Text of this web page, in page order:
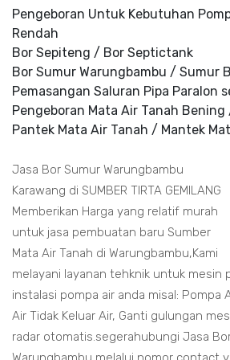
Pengeboran Untuk Kebutuhan
Rendah
Bor Sepiteng / Bor Septictank
Bor Sumur Warungbambu / Sumur
Pemasangan Saluran Pipa Paralon
Pengeboran Mata Air Tanah
Pantek Mata Air Tanah / Mantek
Jasa Bor Sumur Warungbambu
Karawang di SUMBER TIRTA GEMILANG
Memberikan Harga yang relatif murah
untuk jasa pembuatan baru Sumber
Mata Air Tanah di Warungbambu,Kami
melayani layanan tehknik untuk mesin
instalasi pompa air anda misal: Pompa
Air Tidak Keluar Air, Ganti gulungan
radar otomatis.segerahubungi Jasa